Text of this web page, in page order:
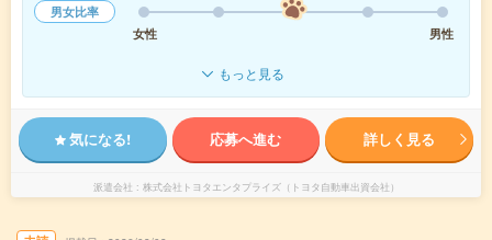
男女比率
女性
男性
もっと見る
気になる! 応募へ進む 詳しく見る
派遣会社 株式会社トヨタエンタプライズ（トヨタ自動車出資会社）